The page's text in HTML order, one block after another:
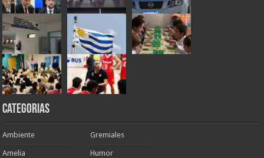
Categorias
Ambiente
Amelia
Gremiales
Humor